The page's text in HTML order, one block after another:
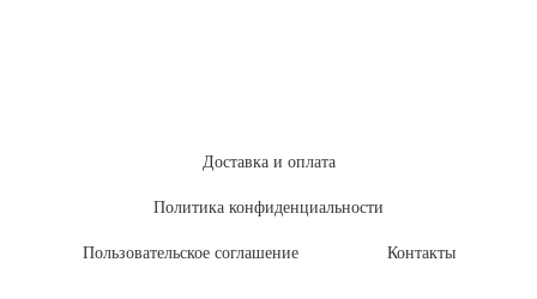
Доставка и оплата
Политика конфиденциальности
Пользовательское соглашение Контакты